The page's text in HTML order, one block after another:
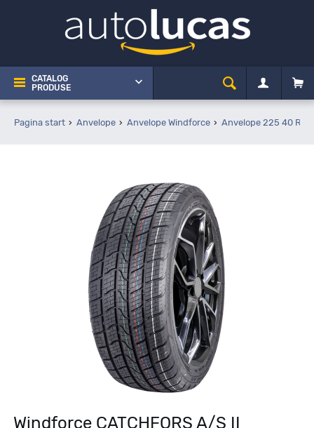
CATALOG
PRODUSE
Pagina start Anvelope Anvelope Windforce Anvelope 225 40 R18
Windforce CATCHFORS A/S II